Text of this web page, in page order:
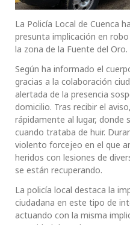
La Policía Local de Cuenca
presunta implicación en
la zona de la Fuente del Oro.
Según ha informado el
gracias a la colaboración
alertada de la presencia
domicilio. Tras recibir el
rápidamente al lugar, donde
cuando trataba de huir.
violento forcejeo en el que
heridos con lesiones de
se están recuperando.
La policía local destaca la
ciudadana en este tipo de
actuando con la misma